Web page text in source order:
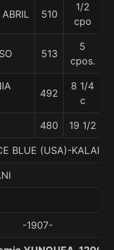
510
1/2
cpo
513
5
cpos.
492
8 1/4
c
480 19 1/2
BLUE (USA)-
-1907-